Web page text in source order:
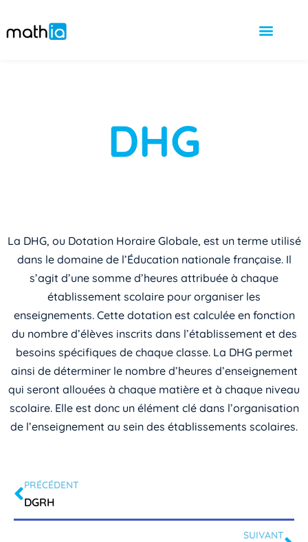
DHG
La DHG, ou Dotation Horaire Globale, est un terme utilisé
dans le domaine de l’Éducation nationale française. Il
s’agit d’une somme d’heures attribuée à chaque
établissement scolaire pour organiser les
enseignements. Cette dotation est calculée en fonction
du nombre d’élèves inscrits dans l’établissement et des
besoins spécifiques de chaque classe. La DHG permet
ainsi de déterminer le nombre d’heures d’enseignement
qui seront allouées à chaque matière et à chaque niveau
scolaire. Elle est donc un élément clé dans l’organisation
de l’enseignement au sein des établissements scolaires.
PRÉCÉDENT
DGRH
SUIVANT